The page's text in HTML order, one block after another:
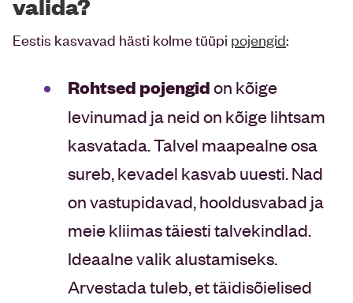
Eestis kasvavad hästi kolme tüüpi pojengid:
Rohtsed pojengidon kõige
levinumad ja neid on kõige lihtsam
kasvatada. Talvel maapealne osa
sureb, kevadel kasvab uuesti. Nad
on vastupidavad, hooldusvabad ja
meie kliimas täiesti talvekindlad.
Ideaalne valik alustamiseks.
Arvestada tuleb, et täidisõielised